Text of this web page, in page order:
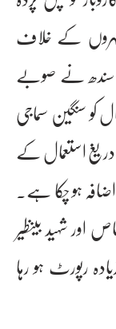
کے خلاف
سندھ نے صوبے
کو سنگین سماجی
استعمال کے
ہو چکا ہے۔
اور شہید بینظیر
رپورٹ ہو رہا